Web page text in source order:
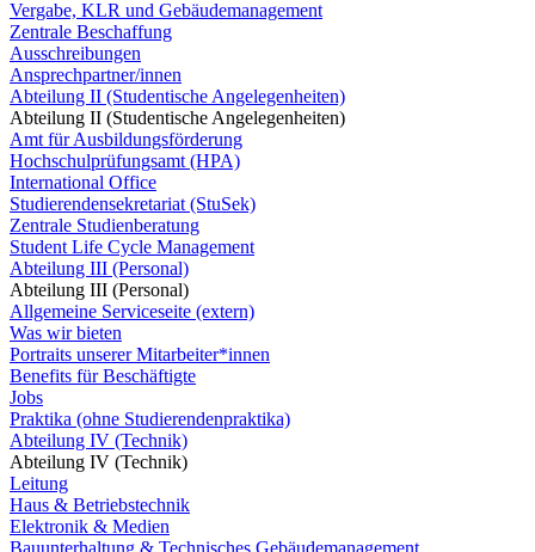
Vergabe, KLR und Gebäudemanagement
Zentrale Beschaffung
Ausschreibungen
Ansprechpartner/innen
Abteilung II (Studentische Angelegenheiten)
Abteilung II (Studentische Angelegenheiten)
Amt für Ausbildungsförderung
Hochschulprüfungsamt (HPA)
International Office
Studierendensekretariat (StuSek)
Zentrale Studienberatung
Student Life Cycle Management
Abteilung III (Personal)
Abteilung III (Personal)
Allgemeine Serviceseite (extern)
Was wir bieten
Portraits unserer Mitarbeiter*innen
Benefits für Beschäftigte
Jobs
Praktika (ohne Studierendenpraktika)
Abteilung IV (Technik)
Abteilung IV (Technik)
Leitung
Haus & Betriebstechnik
Elektronik & Medien
Bauunterhaltung & Technisches Gebäudemanagement